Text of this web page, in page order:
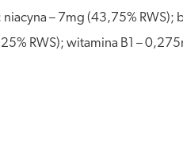
– 7mg (43,75%
RWS); witamina B1 –